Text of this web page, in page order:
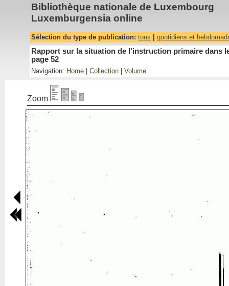
Bibliothèque nationale de Luxembourg
Luxemburgensia online
Sélection du type de publication: tous quotidiens et
Rapport sur la situation de l'instruction primaire dans
page 52
Navigation: Home Collection Volume
Zoom